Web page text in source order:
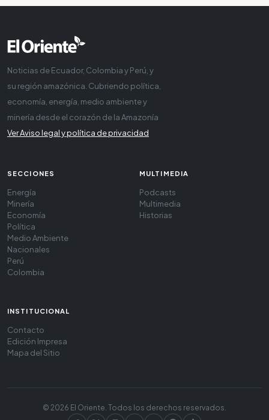
Noticias de Ecuador, Colombia y Perú, y
su región amazónica. Cubriendo política,
economía, energía, medio ambiente y
minería desde el corazón de la Amazonía
Ver Aviso legal y política de privacidad
SECCIONES
Energía
Minería
Economía
Política
Medio Ambiente
Nacionales
Perú
Colombia
MULTIMEDIA
Podcasts
Multimedia
Historias
INSTITUCIONAL
Contacto
Edición Impresa
Mapa del Sitio
© 2026 El Oriente. Todos los derechos reservados.